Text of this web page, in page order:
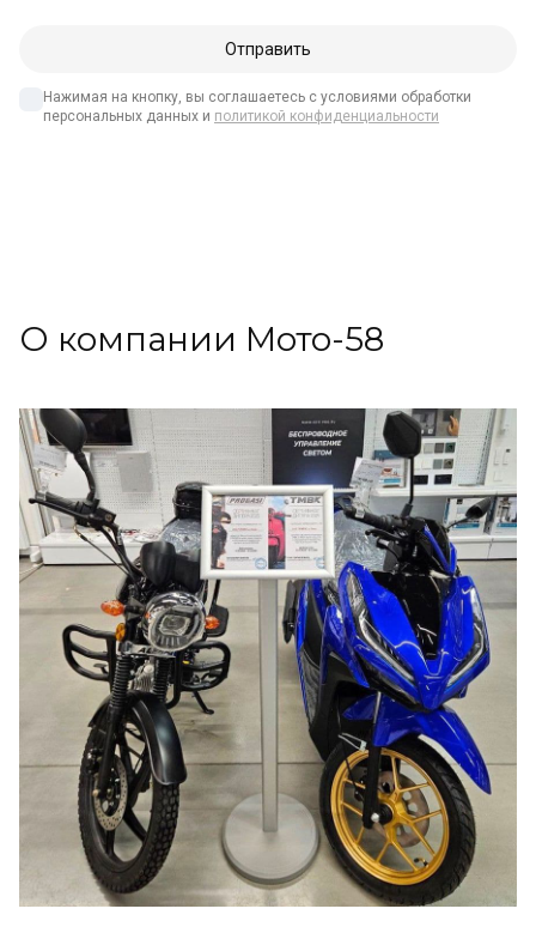
Нажимая на кнопку, вы соглашаетесь с условиями обработки
персональных данных и политикой конфиденциальности
О компании Мото-58